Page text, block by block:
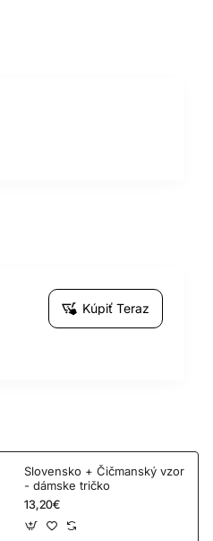
Kúpiť Teraz
Slovensko + Čičmanský vzor
- dámske tričko
13,20€